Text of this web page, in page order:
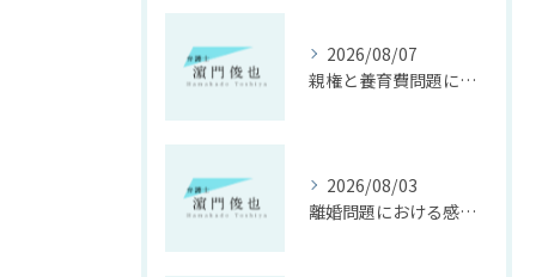
2026/08/07
親権と養育費問題に寄り添う法律支援
2026/08/03
離婚問題における感情面に配慮した誠実な法律サポート